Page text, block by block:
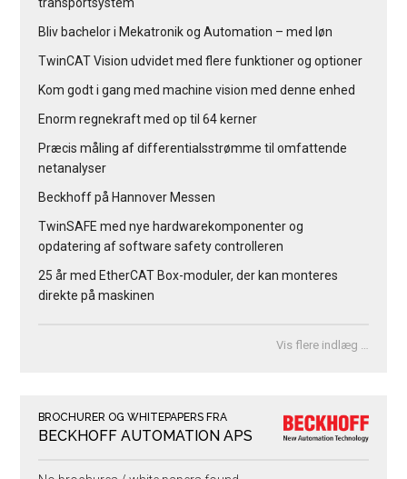
transportsystem
Bliv bachelor i Mekatronik og Automation – med løn
TwinCAT Vision udvidet med flere funktioner og optioner
Kom godt i gang med machine vision med denne enhed
Enorm regnekraft med op til 64 kerner
Præcis måling af differentialsstrømme til omfattende
netanalyser
Beckhoff på Hannover Messen
TwinSAFE med nye hardwarekomponenter og
opdatering af software safety controlleren
25 år med EtherCAT Box-moduler, der kan monteres
direkte på maskinen
Vis flere indlæg …
BROCHURER OG WHITEPAPERS FRA
BECKHOFF AUTOMATION APS